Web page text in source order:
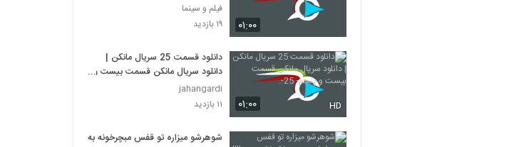
۰۱:۰۰
فیلم و سینما
۱۹ بازدید
۰۱:۰۰ HD
دانلود قسمت 25 سریال مانکن |
دانلود سریال مانکن قسمت بیست و
پنجم- 25-.
jahangardi
۱۱ بازدید
شوهرشو میزاره تو قفس مبچرخونه به